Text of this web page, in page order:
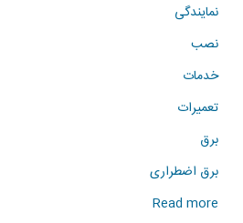
نمایندگی
نصب
خدمات
تعمیرات
برق
برق اضطراری
Read more
about